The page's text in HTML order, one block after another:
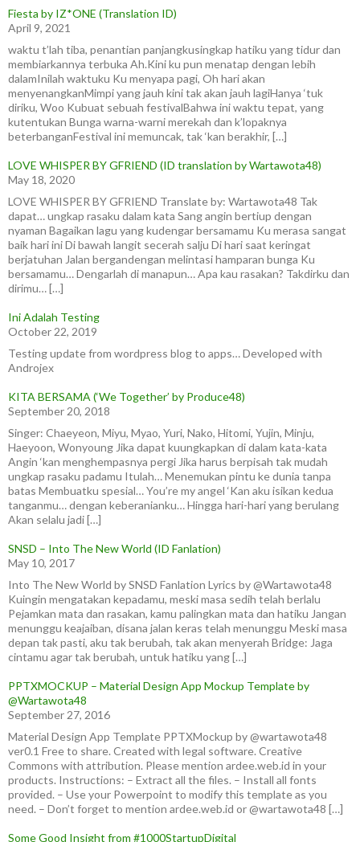
Fiesta by IZ*ONE (Translation ID)
April 9, 2021
waktu t’lah tiba, penantian panjangkusingkap hatiku yang tidur dan
membiarkannya terbuka Ah.Kini ku pun menatap dengan lebih
dalamInilah waktuku Ku menyapa pagi, Oh hari akan
menyenangkanMimpi yang jauh kini tak akan jauh lagiHanya ‘tuk
diriku, Woo Kubuat sebuah festivalBahwa ini waktu tepat, yang
kutentukan Bunga warna-warni merekah dan k’lopaknya
beterbanganFestival ini memuncak, tak ‘kan berakhir, […]
LOVE WHISPER BY GFRIEND (ID translation by Wartawota48)
May 18, 2020
LOVE WHISPER BY GFRIEND Translate by: Wartawota48 Tak
dapat… ungkap rasaku dalam kata Sang angin bertiup dengan
nyaman Bagaikan lagu yang kudengar bersamamu Ku merasa sangat
baik hari ini Di bawah langit secerah salju Di hari saat keringat
berjatuhan Jalan bergandengan melintasi hamparan bunga Ku
bersamamu… Dengarlah di manapun… Apa kau rasakan? Takdirku dan
dirimu… […]
Ini Adalah Testing
October 22, 2019
Testing update from wordpress blog to apps… Developed with
Androjex
KITA BERSAMA (‘We Together’ by Produce48)
September 20, 2018
Singer: Chaeyeon, Miyu, Myao, Yuri, Nako, Hitomi, Yujin, Minju,
Haeyoon, Wonyoung Jika dapat kuungkapkan di dalam kata-kata
Angin ‘kan menghempasnya pergi Jika harus berpisah tak mudah
ungkap rasaku padamu Itulah… Menemukan pintu ke dunia tanpa
batas Membuatku spesial… You’re my angel ‘Kan aku isikan kedua
tanganmu… dengan keberanianku… Hingga hari-hari yang berulang
Akan selalu jadi […]
SNSD – Into The New World (ID Fanlation)
May 10, 2017
Into The New World by SNSD Fanlation Lyrics by @Wartawota48
Kuingin mengatakan kepadamu, meski masa sedih telah berlalu
Pejamkan mata dan rasakan, kamu palingkan mata dan hatiku Jangan
menunggu keajaiban, disana jalan keras telah menunggu Meski masa
depan tak pasti, aku tak berubah, tak akan menyerah Bridge: Jaga
cintamu agar tak berubah, untuk hatiku yang […]
PPTXMOCKUP – Material Design App Mockup Template by
@Wartawota48
September 27, 2016
Material Design App Template PPTXMockup by @wartawota48
ver0.1 Free to share. Created with legal software. Creative
Commons with attribution. Please mention ardee.web.id in your
products. Instructions: – Extract all the files. – Install all fonts
provided. – Use your Powerpoint to modify this template as you
need. – Don’t forget to mention ardee.web.id or @wartawota48 […]
Some Good Insight from #1000StartupDigital